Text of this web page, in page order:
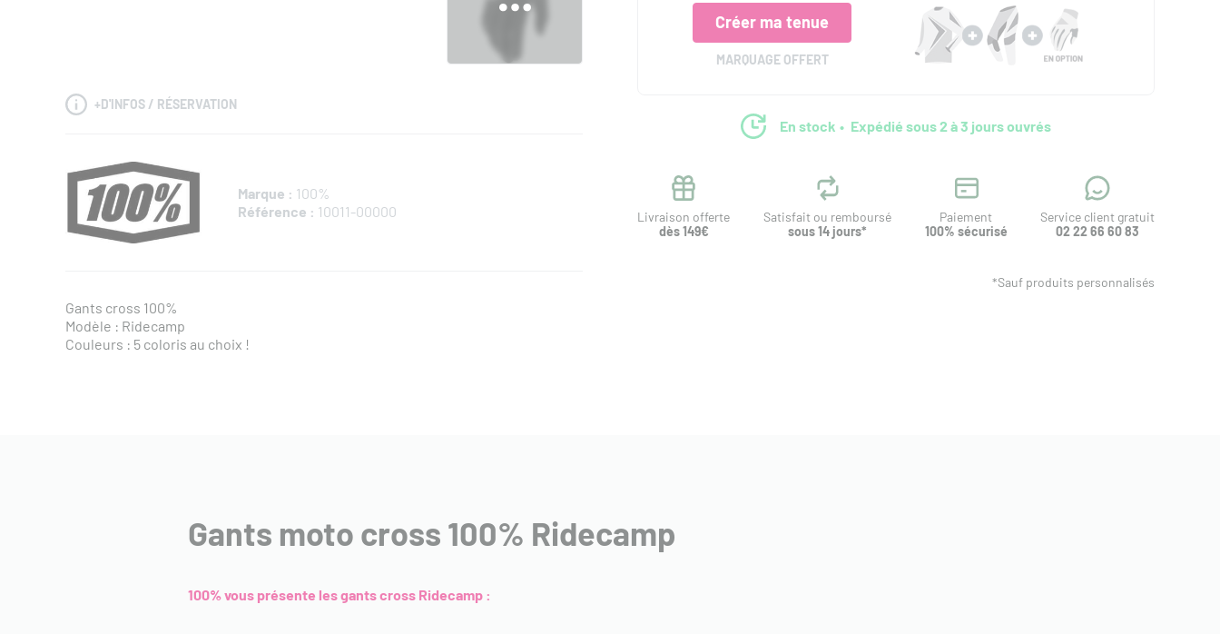
+D'INFOS / RÉSERVATION
Marque : 100%
Référence : 10011-00000
Gants cross 100%
Modèle : Ridecamp
Couleurs : 5 coloris au choix !
Créer ma tenue
MARQUAGE OFFERT
En stock Expédié sous 2 à 3 jours ouvrés
Livraison offerte
dès 149€
Satisfait ou remboursé
sous 14 jours*
Paiement
100% sécurisé
Service client gratuit
02 22 66 60 83
*Sauf produits personnalisés
Gants moto cross 100% Ridecamp
100% vous présente les gants cross Ridecamp :